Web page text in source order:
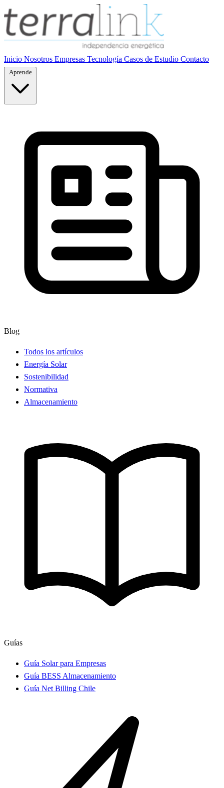
Inicio Nosotros Empresas Tecnología Casos de Estudio Contacto
Aprende
Blog
Todos los artículos
Energía Solar
Sostenibilidad
Normativa
Almacenamiento
Guías
Guía Solar para Empresas
Guía BESS Almacenamiento
Guía Net Billing Chile